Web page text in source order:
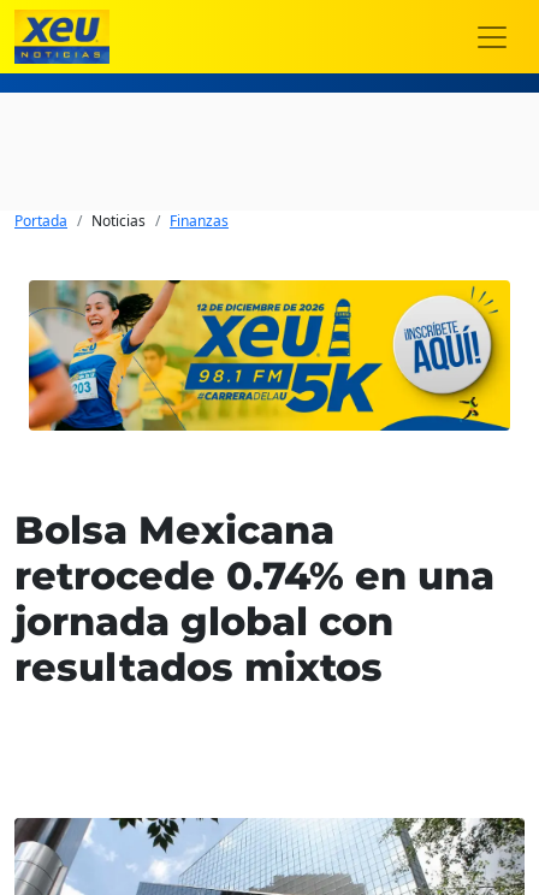
Portada Noticias Finanzas
Bolsa Mexicana
retrocede 0.74% en una
jornada global con
resultados mixtos